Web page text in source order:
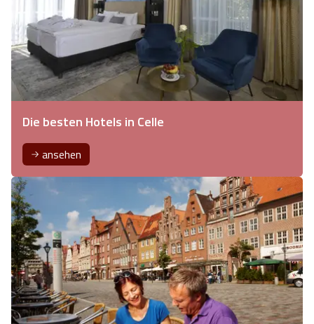
Die besten Hotels in Celle
ansehen